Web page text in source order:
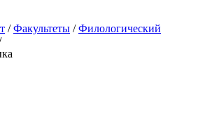
/Факультеты /Филологический